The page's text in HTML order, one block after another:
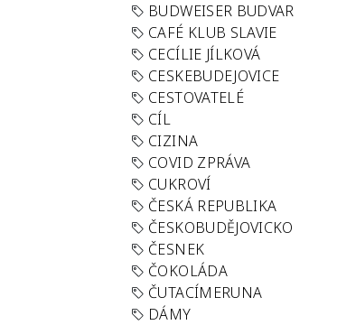
BUDWEISER BUDVAR
CAFÉ KLUB SLAVIE
CECÍLIE JÍLKOVÁ
CESKEBUDEJOVICE
CESTOVATELÉ
CÍL
CIZINA
COVID ZPRÁVA
CUKROVÍ
ČESKÁ REPUBLIKA
ČESKOBUDĚJOVICKO
ČESNEK
ČOKOLÁDA
ČUTACÍMERUNA
DÁMY